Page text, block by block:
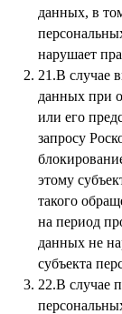
данных, в
нарушает
21.В случае
данных при
или его
запросу
этому
такого
на период
данных не
субъекта
22.В случае